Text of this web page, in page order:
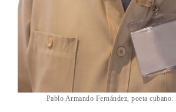
Pablo Armando Fernández, poeta